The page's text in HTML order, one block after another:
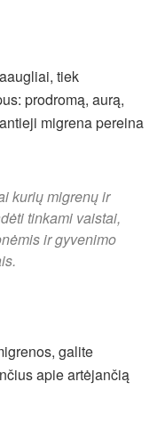
tiek
prodromą, aurą,
migrena pereina
kurių migrenų ir
tinkami vaistai,
ir gyvenimo
galite
apie artėjančią